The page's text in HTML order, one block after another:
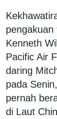
pengakuan
Kenneth
Pacific Air
daring
pada
pernah
di Laut